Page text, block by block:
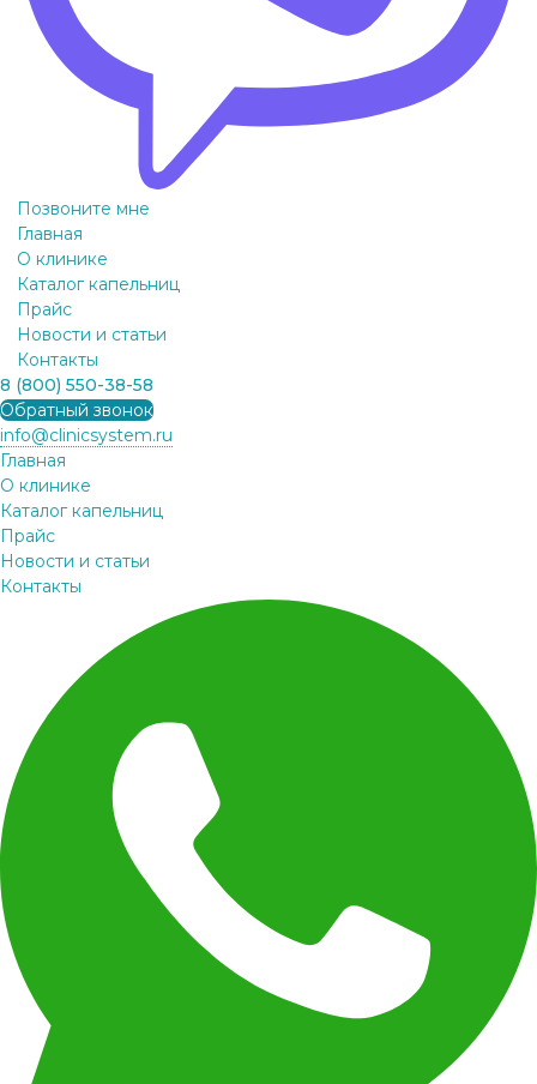
Позвоните мне
Главная
О клинике
Каталог капельниц
Прайс
Новости и статьи
Контакты
8 (800) 550-38-58
Обратный звонок
info@clinicsystem.ru
Главная
О клинике
Каталог капельниц
Прайс
Новости и статьи
Контакты